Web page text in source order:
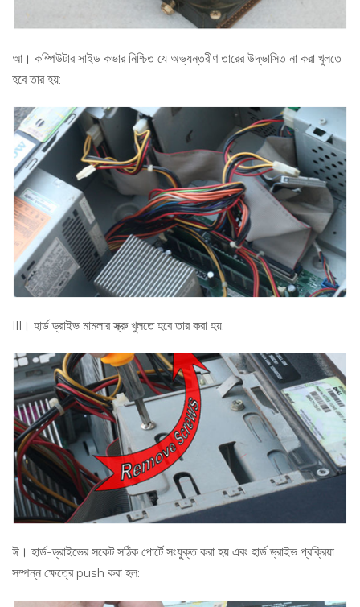
আ। কম্পিউটার সাইড কভার নিশ্চিত যে অভ্যন্তরীণ তারের উদ্ভাসিত না করা খুলতে
হবে তার হয়:
III। হার্ড ড্রাইভ মামলার স্ক্রু খুলতে হবে তার করা হয়:
ঈ। হার্ড-ড্রাইভের সকেট সঠিক পোর্টে সংযুক্ত করা হয় এবং হার্ড ড্রাইভ প্রক্রিয়া
সম্পন্ন ক্ষেত্রে push করা হল: